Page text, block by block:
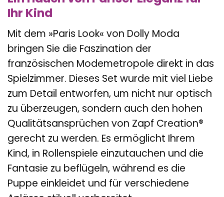
Ihr Kind
Mit dem »Paris Look« von Dolly Moda
bringen Sie die Faszination der
französischen Modemetropole direkt in das
Spielzimmer. Dieses Set wurde mit viel Liebe
zum Detail entworfen, um nicht nur optisch
zu überzeugen, sondern auch den hohen
Qualitätsansprüchen von Zapf Creation®
gerecht zu werden. Es ermöglicht Ihrem
Kind, in Rollenspiele einzutauchen und die
Fantasie zu beflügeln, während es die
Puppe einkleidet und für verschiedene